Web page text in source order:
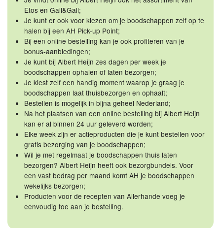
Etos en Gall&Gall;
Je kunt er ook voor kiezen om je boodschappen zelf op te
halen bij een AH Pick-up Point;
Bij een online bestelling kan je ook profiteren van je
bonus-aanbiedingen;
Je kunt bij Albert Heijn zes dagen per week je
boodschappen ophalen of laten bezorgen;
Je kiest zelf een handig moment waarop je graag je
boodschappen laat thuisbezorgen en ophaalt;
Bestellen is mogelijk in bijna geheel Nederland;
Na het plaatsen van een online bestelling bij Albert Heijn
kan er al binnen 24 uur geleverd worden;
Elke week zijn er actieproducten die je kunt bestellen voor
gratis bezorging van je boodschappen;
Wil je met regelmaat je boodschappen thuis laten
bezorgen? Albert Heijn heeft ook bezorgbundels. Voor
een vast bedrag per maand komt AH je boodschappen
wekelijks bezorgen;
Producten voor de recepten van Allerhande voeg je
eenvoudig toe aan je bestelling.